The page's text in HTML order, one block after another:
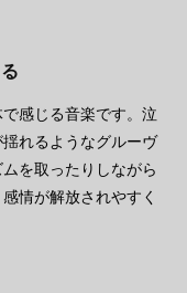
感じる音楽です。泣
れるようなグルーヴ
を取ったりしながら
情が解放されやすく